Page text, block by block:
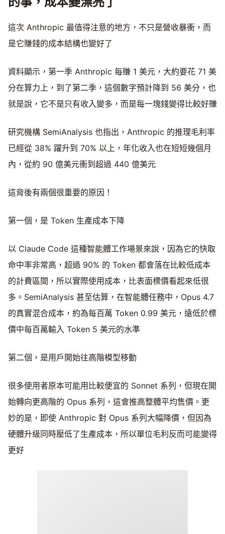
這次 Anthropic 最值得注意的地方，不只是營收暴衝，而
是它賺錢的成本結構也變好了
資料顯示，第一季 Anthropic 每賺 1 美元，大約要花 71 美
分在算力上，到了第二季，這個數字預計降到 56 美分，也
就是說，它不是只有收入變多，而是每一塊錢變得比較好賺
研究機構 SemiAnalysis 也指出，Anthropic 的推理毛利率
已經從 38% 躍升到 70% 以上，年化收入也在短短幾個月
內，從約 90 億美元衝到超過 440 億美元
這背後有兩個很重要的原因！
第一個，是 Token 生產成本下降
以 Claude Code 這種智能體工作場景來說，因為它的快取
命中率非常高，超過 90% 的 Token 都會落在比較低成本
的計費區間，所以實際使用成本，比表面標價看起來低很
多。SemiAnalysis 甚至估算，在智能體任務中，Opus 4.7
的真實混合成本，約為每百萬 Token 0.99 美元，遠低於標
價中每百萬輸入 Token 5 美元的水準
第二個，是用戶開始往高階模型移動
很多使用者原本可能用比較便宜的 Sonnet 系列，但現在開
始轉向更高階的 Opus 系列，這會推高整體平均售價。更
妙的是，即使 Anthropic 對 Opus 系列大幅降價，但因為
硬體升級同時壓低了生產成本，所以單位毛利反而可能變得
更好